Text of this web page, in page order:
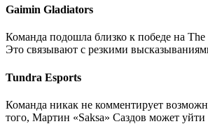
Gaimin Gladiators
Команда подошла близко к победе на
Это связывают с резкими
Tundra Esports
Команда никак не комментирует
того, Мартин «Saksa» Саздов может